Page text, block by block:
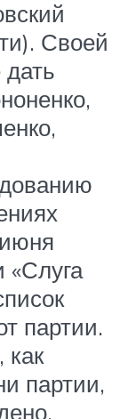
Своей
«Слуга
партии.
партии,